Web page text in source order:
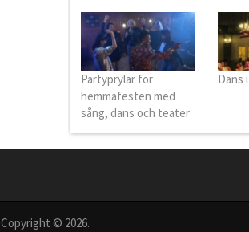
Partyprylar för
hemmafesten med
sång, dans och teater
Dans
Copyright © 2026.